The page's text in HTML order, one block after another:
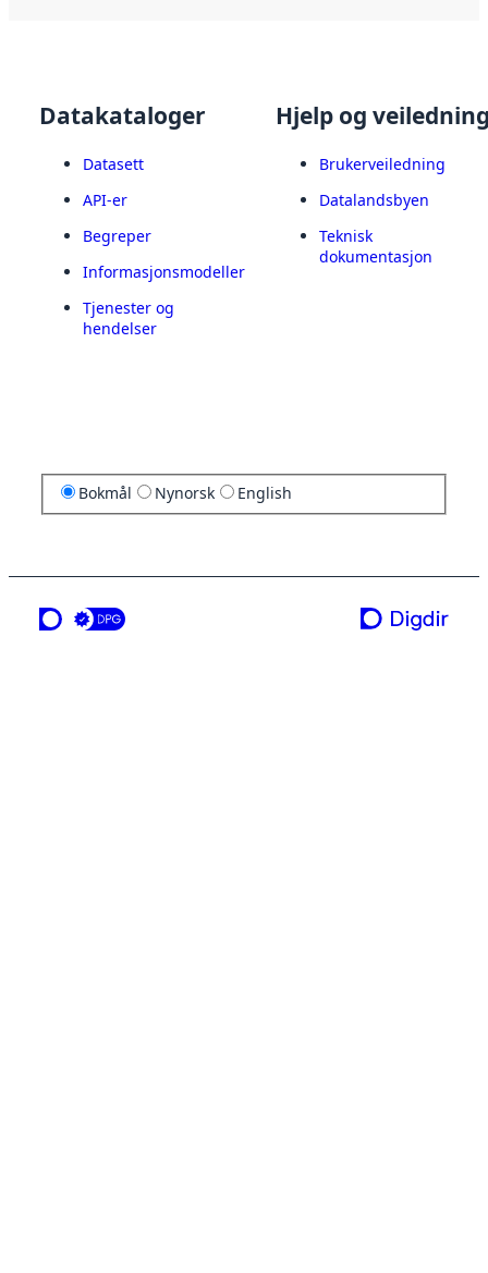
Datakataloger
Datasett
API-er
Begreper
Informasjonsmodeller
Tjenester og
hendelser
Hjelp og
Brukerveiledning
Datalandsbyen
Teknisk
dokumentasjon
Bokmål Nynorsk English